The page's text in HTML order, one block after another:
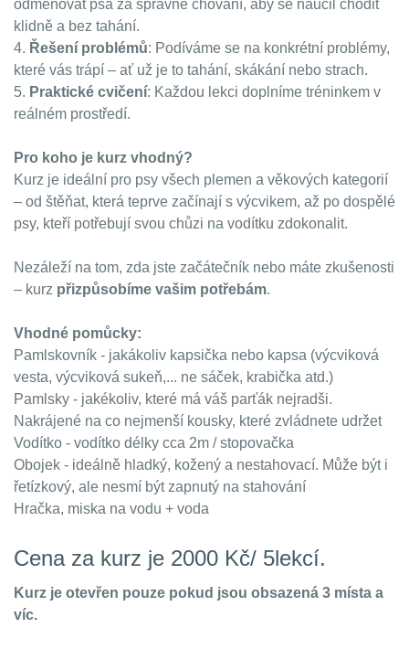
odměňovat psa za správné chování, aby se naučil chodit
klidně a bez tahání.
4. Řešení problémů: Podíváme se na konkrétní problémy,
které vás trápí – ať už je to tahání, skákání nebo strach.
5. Praktické cvičení: Každou lekci doplníme tréninkem v
reálném prostředí.
Pro koho je kurz vhodný?
Kurz je ideální pro psy všech plemen a věkových kategorií
– od štěňat, která teprve začínají s výcvikem, až po dospělé
psy, kteří potřebují svou chůzi na vodítku zdokonalit.
Nezáleží na tom, zda jste začátečník nebo máte zkušenosti
– kurz přizpůsobíme vašim potřebám.
Vhodné pomůcky:
Pamlskovník - jakákoliv kapsička nebo kapsa (výcviková
vesta, výcviková sukeň,... ne sáček, krabička atd.)
Pamlsky - jakékoliv, které má váš parťák nejradši.
Nakrájené na co nejmenší kousky, které zvládnete udržet
Vodítko - vodítko délky cca 2m / stopovačka
Obojek - ideálně hladký, kožený a nestahovací. Může být i
řetízkový, ale nesmí být zapnutý na stahování
Hračka, miska na vodu + voda
Cena za kurz je 2000 Kč/ 5lekcí.
Kurz je otevřen pouze pokud jsou obsazená 3 místa a
víc.